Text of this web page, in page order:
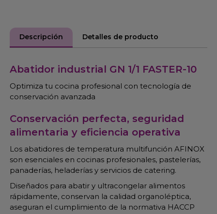
Descripción Detalles de producto
Abatidor industrial GN 1/1 FASTER-10
Optimiza tu cocina profesional con tecnología de
conservación avanzada
Conservación perfecta, seguridad
alimentaria y eficiencia operativa
Los abatidores de temperatura multifunción AFINOX
son esenciales en cocinas profesionales, pastelerías,
panaderías, heladerías y servicios de catering.
Diseñados para abatir y ultracongelar alimentos
rápidamente, conservan la calidad organoléptica,
aseguran el cumplimiento de la normativa HACCP